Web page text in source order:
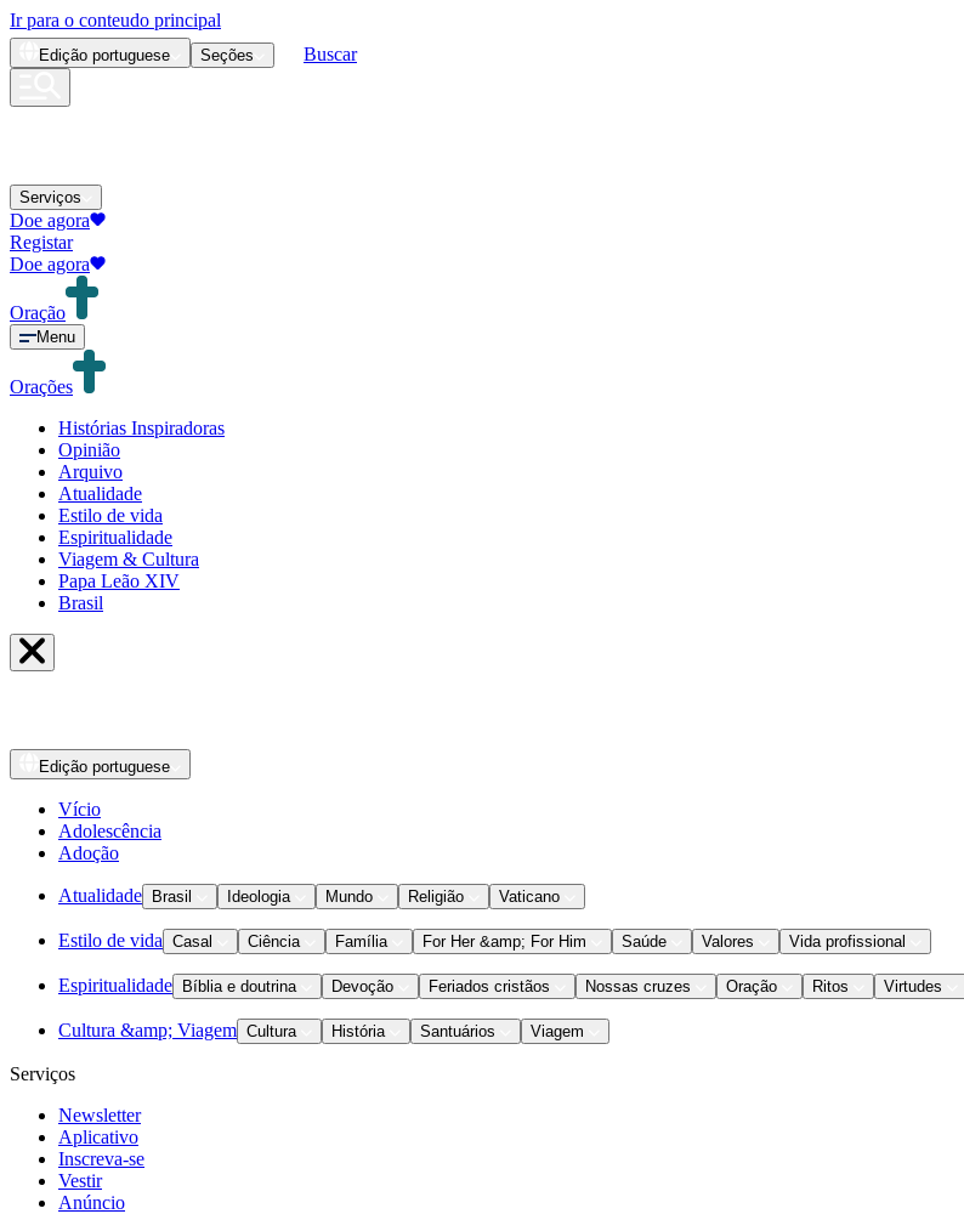
Ir para o conteudo principal
Edição portuguese Seções Buscar
Serviços
Doe agora
Registar
Doe agora
Oração
Menu
Orações
Histórias Inspiradoras
Opinião
Arquivo
Atualidade
Estilo de vida
Espiritualidade
Viagem & Cultura
Papa Leão XIV
Brasil
Edição portuguese
Vício
Adolescência
Adoção
Atualidade Brasil Ideologia Mundo Religião Vaticano
Estilo de vida Casal Ciência Família For Her &amp; For Him Saúde Valores Vida profissional
Espiritualidade Bíblia e doutrina Devoção Feriados cristãos Nossas cruzes Oração Ritos Virtudes
Cultura &amp; Viagem Cultura História Santuários Viagem
Serviços
Newsletter
Aplicativo
Inscreva-se
Vestir
Anúncio